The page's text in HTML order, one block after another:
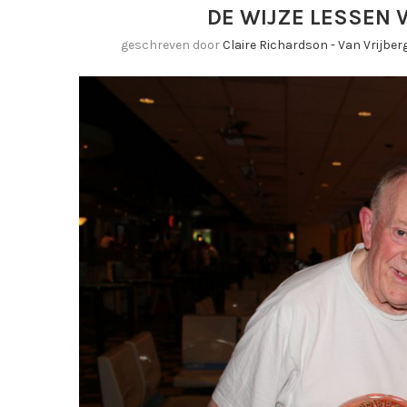
DE WIJZE LESSEN
geschreven doorClaire Richardson - Van